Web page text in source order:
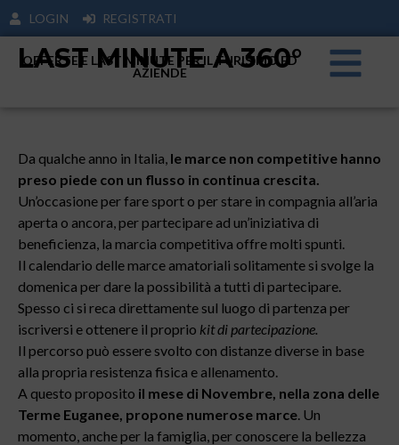
LOGIN REGISTRATI
LAST MINUTE A 360°
OFFERTE E LAST MINUTE PER IL TURISIMO ED
AZIENDE
Da qualche anno in Italia, le marce non competitive hanno
preso piede con un flusso in continua crescita.
Un’occasione per fare sport o per stare in compagnia all’aria
aperta o ancora, per partecipare ad un’iniziativa di
beneficienza, la marcia competitiva offre molti spunti.
Il calendario delle marce amatoriali solitamente si svolge la
domenica per dare la possibilità a tutti di partecipare.
Spesso ci si reca direttamente sul luogo di partenza per
iscriversi e ottenere il proprio kit di partecipazione.
Il percorso può essere svolto con distanze diverse in base
alla propria resistenza fisica e allenamento.
A questo proposito il mese di Novembre, nella zona delle
Terme Euganee, propone numerose marce. Un
momento, anche per la famiglia, per conoscere la bellezza